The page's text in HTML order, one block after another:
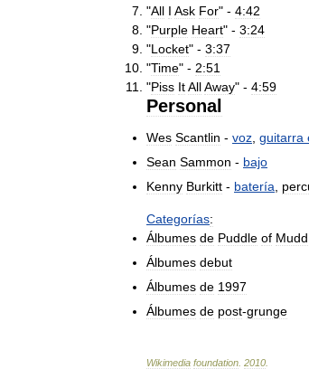
"All I Ask For" - 4:42
"Purple Heart" - 3:24
"Locket" - 3:37
"Time" - 2:51
"Piss ItAllAway" - 4:59
Personal
Wes Scantlin - voz guitarra
Sean Sammon - bajo
Kenny Burkitt - batería
Categorías:
Álbumes de Puddle of Mudd
Álbumes debut
Álbumes de 1997
Álbumes de post-grunge
Wikimedia foundation 2010